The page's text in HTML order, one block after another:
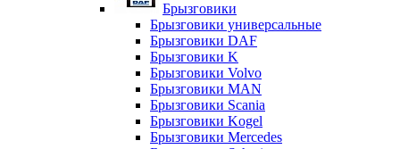
Брызговики
Брызговики универсальные
Брызговики DAF
Брызговики K
Брызговики Volvo
Брызговики MAN
Брызговики Scania
Брызговики Kogel
Брызговики Mercedes